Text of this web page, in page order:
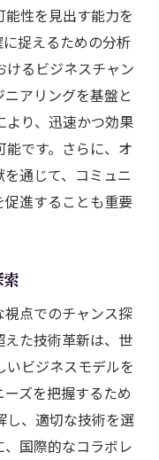
性を見出す能力を
捉えるための分析
けるビジネスチャン
アリングを基盤と
より、迅速かつ効果
です。さらに、オ
通じて、コミュニ
進することも重要
点でのチャンス探
た技術革新は、世
ビジネスモデルを
ズを把握するため
し、適切な技術を選
国際的なコラボレ